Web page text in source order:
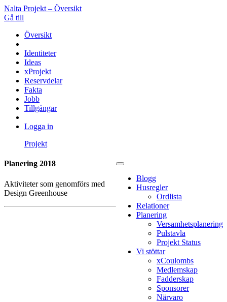
Nalta Projekt – Översikt
Gå till
Översikt
Identiteter
Ideas
xProjekt
Reservdelar
Fakta
Jobb
Tillgångar
Logga in
Projekt
Blogg
Husregler
Ordlista
Relationer
Planering
Versamhetsplanering
Pulstavla
Projekt Status
Vi stöttar
xCoulombs
Medlemskap
Fadderskap
Sponsorer
Närvaro
Planering 2018
Aktiviteter som genomförs med
Design Greenhouse